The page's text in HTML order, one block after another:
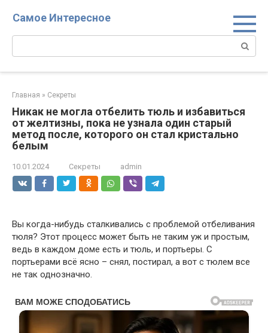
Самое Интересное
Поиск:
Главная » Секреты
Никак не могла отбелить тюль и избавиться
от желтизны, пока не узнала один старый
метод после, которого он стал кристально
белым
10.01.2024 Секреты admin
Вы когда-нибудь сталкивались с проблемой отбеливания
тюля? Этот процесс может быть не таким уж и простым,
ведь в каждом доме есть и тюль, и портьеры. С
портьерами всё ясно – снял, постирал, а вот с тюлем все
не так однозначно.